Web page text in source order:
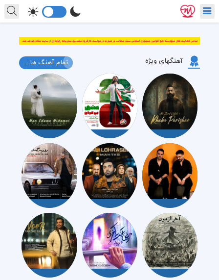
آهنگهای ویژه تمام آهنگ ها ...